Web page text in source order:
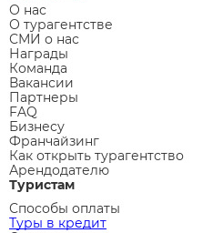
О нас
О турагентстве
СМИ о нас
Награды
Команда
Вакансии
Партнеры
FAQ
Бизнесу
Франчайзинг
Как открыть турагентство
Арендодателю
Туристам
Способы оплаты
Туры в кредит